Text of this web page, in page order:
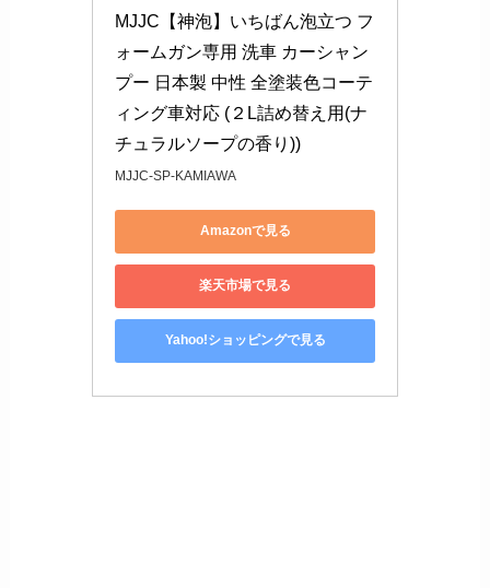
MJJC【神泡】いちばん泡立つ フ
ォームガン専用 洗車 カーシャン
プー 日本製 中性 全塗装色コーテ
ィング車対応 (２L詰め替え用(ナ
チュラルソープの香り))
MJJC-SP-KAMIAWA
Amazonで見る
楽天市場で見る
Yahoo!ショッピングで見る